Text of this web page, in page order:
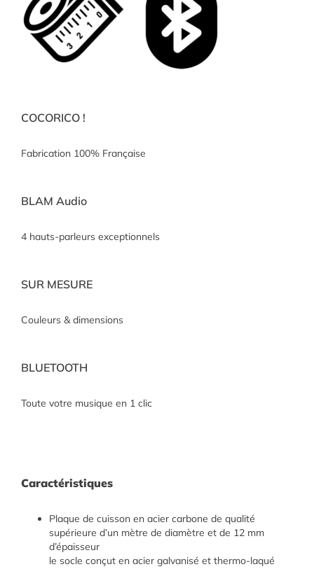
COCORICO !
Fabrication 100% Française
BLAM Audio
4 hauts-parleurs exceptionnels
SUR MESURE
Couleurs & dimensions
BLUETOOTH
Toute votre musique en 1 clic
Caractéristiques
Plaque de cuisson en acier carbone de qualité
supérieure d’un mètre de diamètre et de 12 mm
d’épaisseur
le socle conçut en acier galvanisé et thermo-laqué